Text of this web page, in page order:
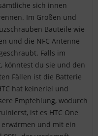
sich innen
Im Großen und
Bauteile wie
und die NFC Antenne
Falls im
könntest du sie und den
Fällen ist die Batterie
hat keinerlei und
Empfehlung, wodurch
ist es HTC One
und mit ein